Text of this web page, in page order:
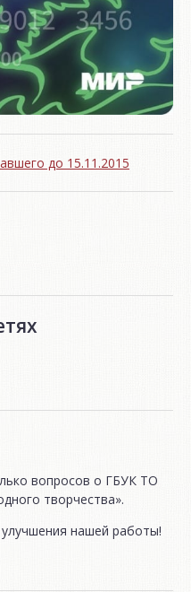
до 15.11.2015
вопросов о ГБУК ТО
творчества».
нашей работы!